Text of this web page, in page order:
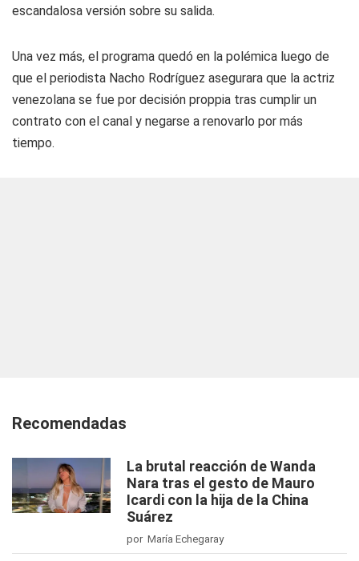
escandalosa versión sobre su salida.
Una vez más, el programa quedó en la polémica luego de
que el periodista Nacho Rodríguez asegurara que la actriz
venezolana se fue por decisión proppia tras cumplir un
contrato con el canal y negarse a renovarlo por más
tiempo.
Recomendadas
La brutal reacción de Wanda
Nara tras el gesto de Mauro
Icardi con la hija de la China
Suárez
por María Echegaray